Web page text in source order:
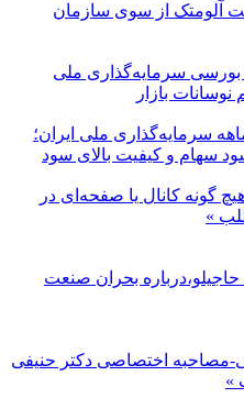
آلومتک از سوی سازمان
سرمایه‌گذاری ملی
بازار
سرمایه‌گذاری ملی ایران؛
سهام و کیفیت بالای سود
گونه کانال یا صفحه‌ای در
»
بحران صنعت
مصاحبه اختصاصی دکتر حنیفی
»